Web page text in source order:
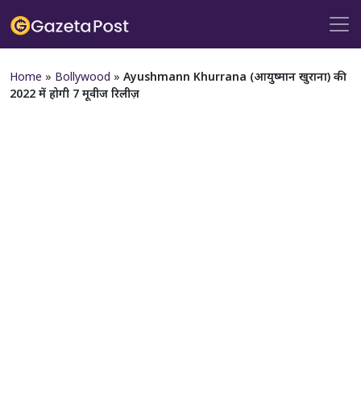
Home » Bollywood » Ayushmann Khurrana (आयुष्मान खुराना) की
2022 में होगी 7 मूवीज रिलीज़